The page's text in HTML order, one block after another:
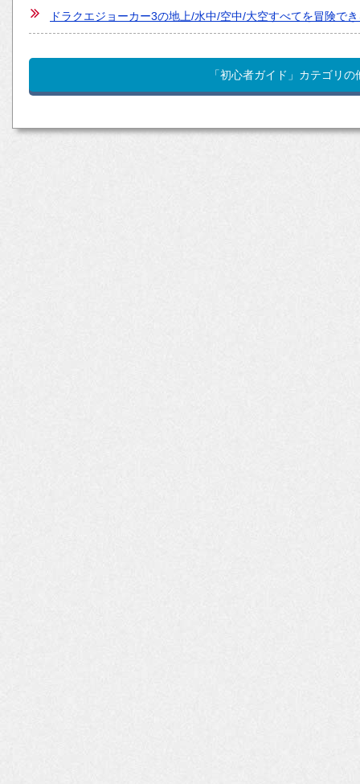
ドラクエジョーカー3の地上/水中/空中/大空すべてを冒険で
「初心者ガイド」カテゴリ